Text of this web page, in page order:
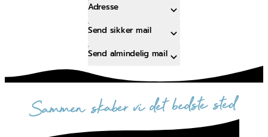
Adresse
Send sikker mail
Send almindelig mail
sammen skaber vi det bedste sted